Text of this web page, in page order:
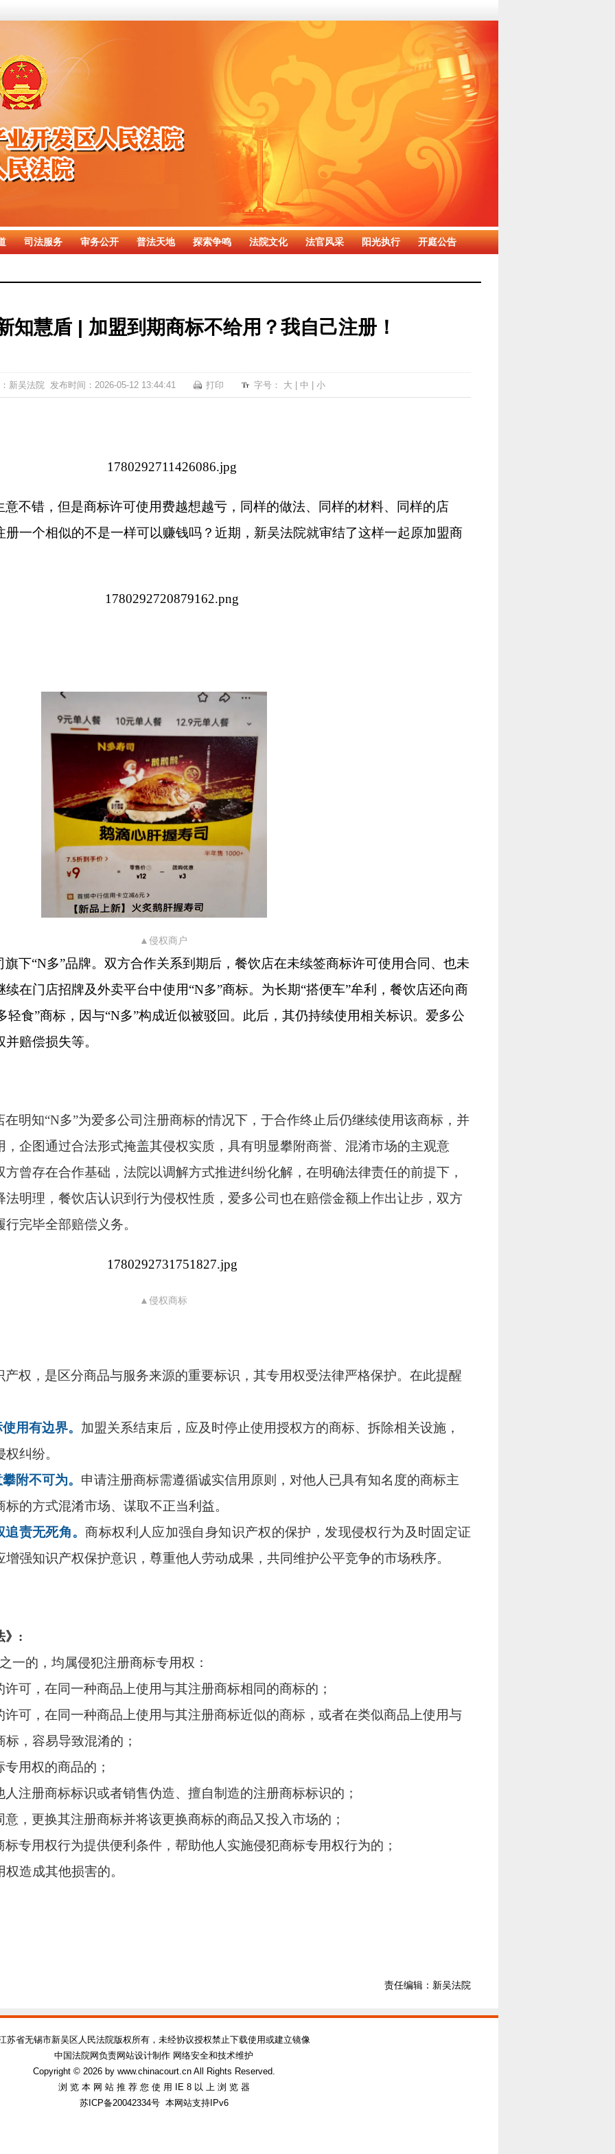
司法服务 审务公开 普法天地 探索争鸣 法院文化 法官风采 阳光执行 开庭公告
知慧盾 | 加盟到期商标不给用？我自己注册！
新吴法院 发布时间：2026-05-12 13:44:41 打印 字号： 大 中 小
不错，但是商标许可使用费越想越亏，同样的做法、同样的材料、同样的店
一个相似的不是一样可以赚钱吗？近期，新吴法院就审结了这样一起原加盟商
▲侵权商户
旗下“N多”品牌。双方合作关系到期后，餐饮店在未续签商标许可使用合同、也未
在门店招牌及外卖平台中使用“N多”商标。为长期“搭便车”牟利，餐饮店还向商
轻食”商标，因与“N多”构成近似被驳回。此后，其仍持续使用相关标识。爱多公
赔偿损失等。
在明知“N多”为爱多公司注册商标的情况下，于合作终止后仍继续使用该商标，并
企图通过合法形式掩盖其侵权实质，具有明显攀附商誉、混淆市场的主观意
方曾存在合作基础，法院以调解方式推进纠纷化解，在明确法律责任的前提下，
明理，餐饮店认识到行为侵权性质，爱多公司也在赔偿金额上作出让步，双方
完毕全部赔偿义务。
▲侵权商标
权，是区分商品与服务来源的重要标识，其专用权受法律严格保护。在此提醒
用有边界。 加盟关系结束后，应及时停止使用授权方的商标、拆除相关设施，
纠纷。
附不可为。 申请注册商标需遵循诚实信用原则，对他人已具有知名度的商标主
的方式混淆市场、谋取不正当利益。
追责无死角。商标权利人应加强自身知识产权的保护，发现侵权行为及时固定证
强知识产权保护意识，尊重他人劳动成果，共同维护公平竞争的市场秩序。
:
一的，均属侵犯注册商标专用权：
可，在同一种商品上使用与其注册商标相同的商标的；
可，在同一种商品上使用与其注册商标近似的商标，或者在类似商品上使用与
，容易导致混淆的；
用权的商品的；
注册商标标识或者销售伪造、擅自制造的注册商标标识的；
，更换其注册商标并将该更换商标的商品又投入市场的；
专用权行为提供便利条件，帮助他人实施侵犯商标专用权行为的；
造成其他损害的。
责任编辑：新吴法院
苏省无锡市新吴区人民法院版权所有，未经协议授权禁止下载使用或建立镜像
中国法院网负责网站设计制作 网络安全和技术维护
Copyright © 2026 by www.chinacourt.cn All Rights Reserved.
浏 览 本 网 站 推 荐 您 使 用 IE 8 以 上 浏 览 器
苏ICP备20042334号 本网站支持IPv6